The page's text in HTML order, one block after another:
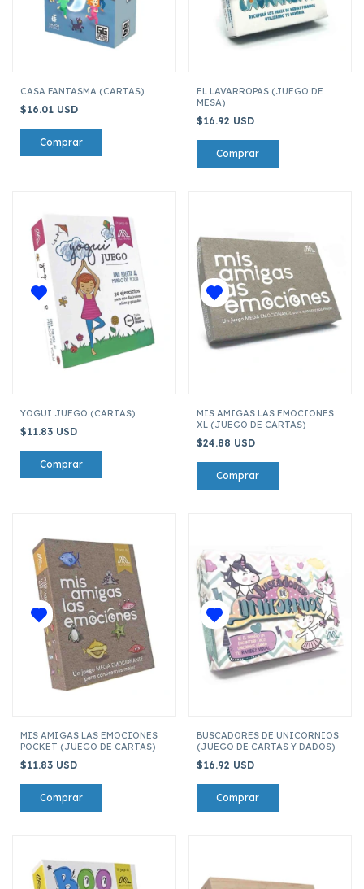
CASA FANTASMA (CARTAS)
$16.01 USD
EL LAVARROPAS (JUEGO DE
MESA)
$16.92 USD
YOGUI JUEGO (CARTAS)
$11.83 USD
MIS AMIGAS LAS EMOCIONES
XL (JUEGO DE CARTAS)
$24.88 USD
MIS AMIGAS LAS EMOCIONES
POCKET (JUEGO DE CARTAS)
$11.83 USD
BUSCADORES DE UNICORNIOS
(JUEGO DE CARTAS Y DADOS)
$16.92 USD